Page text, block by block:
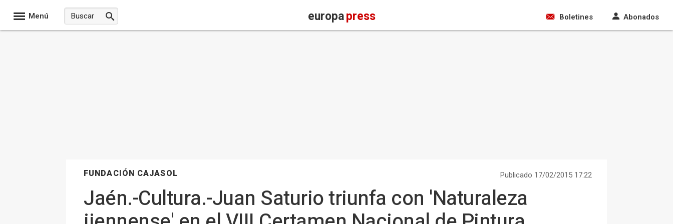
Menú europapress Boletines Abonados
FUNDACIÓN CAJASOL Publicado 17/02/2015 17:22
Jaén.-Cultura.-Juan Saturio triunfa con 'Naturaleza